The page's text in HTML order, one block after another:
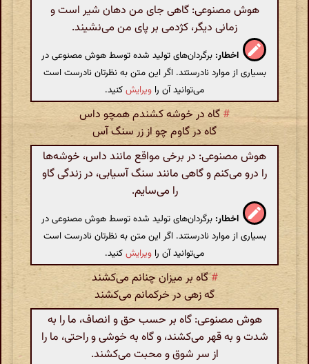
هوش مصنوعی: گاهی جای من دهان شیر است و
زمانی دیگر، کژدمی بر پای من می‌نشیند.
اخطار: برگردان‌های تولید شده توسط هوش مصنوعی در
بسیاری از موارد نادرستند. اگر این متن به نظرتان نادرست است
می‌توانید آن را ویرایشکنید.
# گاه در خوشه کشندم همچو داس
گاه در گاوم چو از زر سنگ آس
هوش مصنوعی: در برخی مواقع مانند داس، خوشه‌ها
را درو می‌کنم و گاهی مانند سنگ آسیابی، در زندگی گاو
را می‌سایم.
اخطار: برگردان‌های تولید شده توسط هوش مصنوعی در
بسیاری از موارد نادرستند. اگر این متن به نظرتان نادرست است
می‌توانید آن را ویرایشکنید.
#گاه بر میزان چنانم می‌کشند
گه زهی در خرکمانم می‌کشند
هوش مصنوعی: گاه بر حسب حق و انصاف، ما را به
شدت و به قهر می‌کشند، و گاه به خوشی و راحتی، ما را
از سر شوق و محبت می‌کشند.